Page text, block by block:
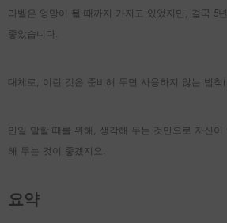
라벨은 엉망이 될 때까지 가지고 있었지만, 결국 5
좋았습니다.
대체로, 이런 것은 준비해 두면 사용하지 않는 법칙
만일 말할 때를 위해, 생각해 두는 것만으로 자신
해 두는 것이 좋겠지요.
요약